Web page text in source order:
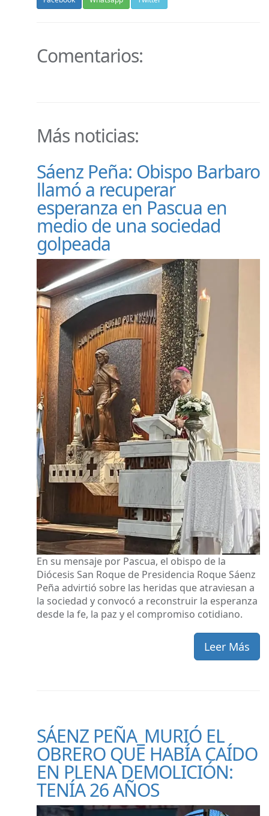
Comentarios:
Más noticias:
Sáenz Peña: Obispo Barbaro
llamó a recuperar
esperanza en Pascua en
medio de una sociedad
golpeada
En su mensaje por Pascua, el obispo de la
Diócesis San Roque de Presidencia Roque Sáenz
Peña advirtió sobre las heridas que atraviesan a
la sociedad y convocó a reconstruir la esperanza
desde la fe, la paz y el compromiso cotidiano.
Leer Más
SÁENZ PEÑA_MURIÓ EL
OBRERO QUE HABÍA CAÍDO
EN PLENA DEMOLICIÓN:
TENÍA 26 AÑOS